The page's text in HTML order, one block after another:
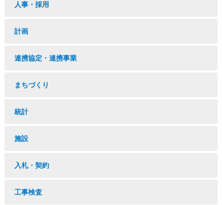
人事・採用
計画
連携協定・連携事業
まちづくり
統計
施設
入札・契約
工事検査